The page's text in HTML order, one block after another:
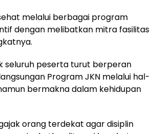
melalui berbagai program
dengan melibatkan mitra fasilitas
seluruh peserta turut berperan
Program JKN melalui hal-
bermakna dalam kehidupan
orang terdekat agar disiplin